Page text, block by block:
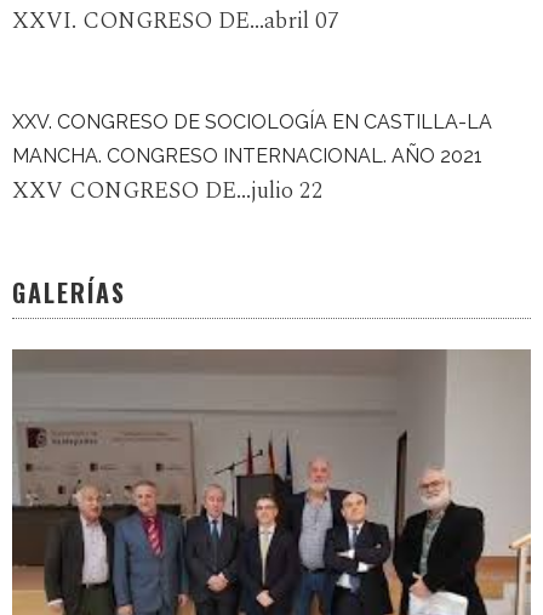
XXVI. CONGRESO DE...abril 07
XXV. CONGRESO DE SOCIOLOGÍA EN CASTILLA-LA
MANCHA. CONGRESO INTERNACIONAL. AÑO 2021
XXV CONGRESO DE...julio 22
GALERÍAS